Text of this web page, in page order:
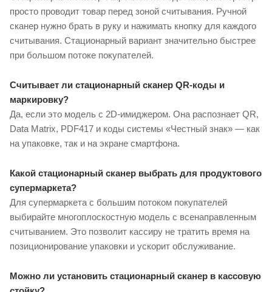
просто проводит товар перед зоной считывания. Ручной
сканер нужно брать в руку и нажимать кнопку для каждого
считывания. Стационарный вариант значительно быстрее
при большом потоке покупателей.
Считывает ли стационарный сканер QR-коды и
маркировку?
Да, если это модель с 2D-имиджером. Она распознает QR,
Data Matrix, PDF417 и коды системы «Честный знак» — как
на упаковке, так и на экране смартфона.
Какой стационарный сканер выбрать для продуктового
супермаркета?
Для супермаркета с большим потоком покупателей
выбирайте многоплоскостную модель с всенаправленным
считыванием. Это позволит кассиру не тратить время на
позиционирование упаковки и ускорит обслуживание.
Можно ли установить стационарный сканер в кассовую